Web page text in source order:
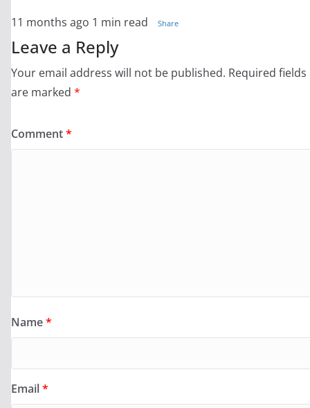
11 months ago 1 min read Share
Leave a Reply
Your email address will not be published. Required fields
are marked *
Comment*
Name*
Email*